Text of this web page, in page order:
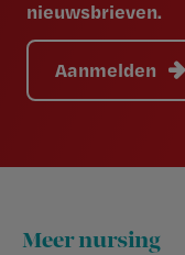
nieuwsbrieven.
Aanmelden
Footer
Meer nursing